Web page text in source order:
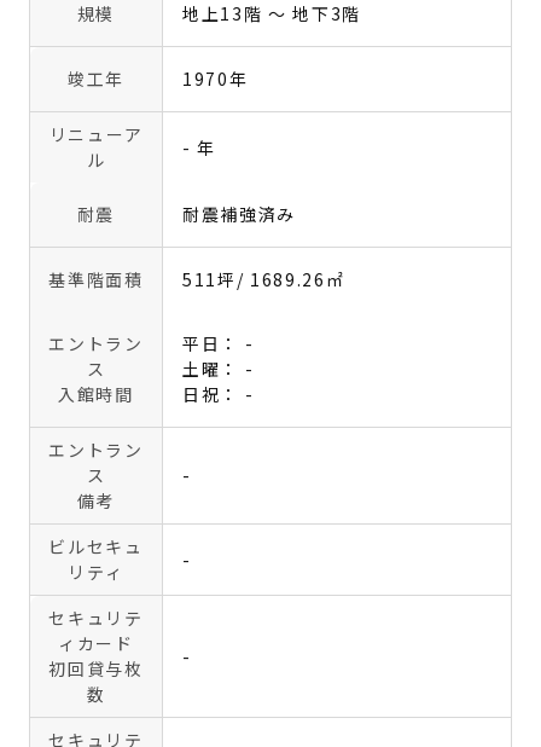
規模 地上13階 〜 地下3階
竣工年 1970年
リニューア
ル
- 年
耐震 耐震補強済み
基準階面積 511坪 / 1689.26㎡
エントラン
ス
入館時間
平日： -
土曜： -
日祝： -
エントラン
ス
備考
-
ビルセキュ
リティ
-
セキュリテ
ィカード
初回貸与枚
数
-
セキュリテ